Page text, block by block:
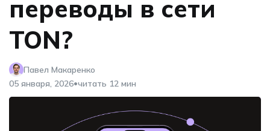
переводы в сети
TON?
Павел Макаренко
05 января, 2026•читать 12 мин